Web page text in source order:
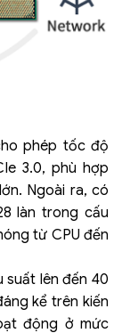
phép tốc độ
3.0, phù hợp
Ngoài ra, có
làn trong cấu
từ CPU đến
suất lên đến 40
kể trên kiến
động ở mức